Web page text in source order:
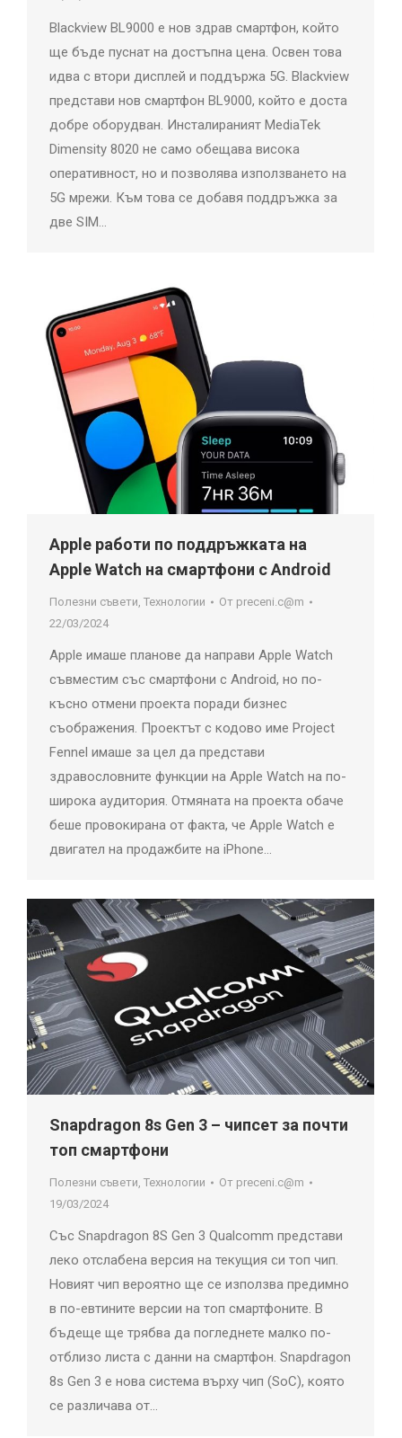
Blackview BL9000 е нов здрав смартфон, който
ще бъде пуснат на достъпна цена. Освен това
идва с втори дисплей и поддържа 5G. Blackview
представи нов смартфон BL9000, който е доста
добре оборудван. Инсталираният MediaTek
Dimensity 8020 не само обещава висока
оперативност, но и позволява използването на
5G мрежи. Към това се добавя поддръжка за
две SIM…
Apple работи по поддръжката на
Apple Watch на смартфони с Android
Полезни съвети, Технологии От preceni.c@m
22/03/2024
Apple имаше планове да направи Apple Watch
съвместим със смартфони с Android, но по-
късно отмени проекта поради бизнес
съображения. Проектът с кодово име Project
Fennel имаше за цел да представи
здравословните функции на Apple Watch на по-
широка аудитория. Отмяната на проекта обаче
беше провокирана от факта, че Apple Watch е
двигател на продажбите на iPhone…
Snapdragon 8s Gen 3 – чипсет за почти
топ смартфони
Полезни съвети Технологии От preceni.c@m
19/03/2024
Със Snapdragon 8S Gen 3 Qualcomm представи
леко отслабена версия на текущия си топ чип.
Новият чип вероятно ще се използва предимно
в по-евтините версии на топ смартфоните. В
бъдеще ще трябва да погледнете малко по-
отблизо листа с данни на смартфон. Snapdragon
8s Gen 3 е нова система върху чип (SoC), която
се различава от…